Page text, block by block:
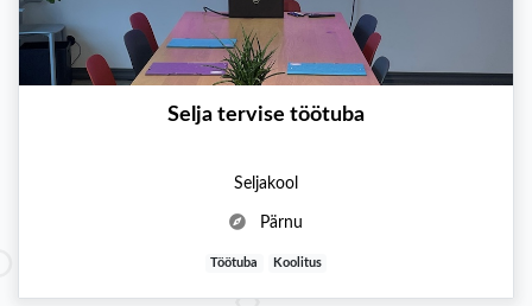
Selja tervise töötuba
Seljakool
Pärnu
Töötuba Koolitus